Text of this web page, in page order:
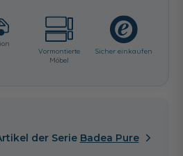
Vormontierte
Möbel
Sicher einkaufen
der Serie Badea Pure